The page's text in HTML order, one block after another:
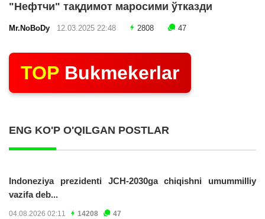
"Нефтчи" тақдимот маросими ўтказди
Mr.NoBoDy 12.03.2025 22:48 2808 47
TOP Bukmekerlar
ENG KO'P O'QILGAN POSTLAR
Indoneziya prezidenti JCH-2030ga chiqishni umummilliy
vazifa deb...
04.08.2026 02:11 14208 47